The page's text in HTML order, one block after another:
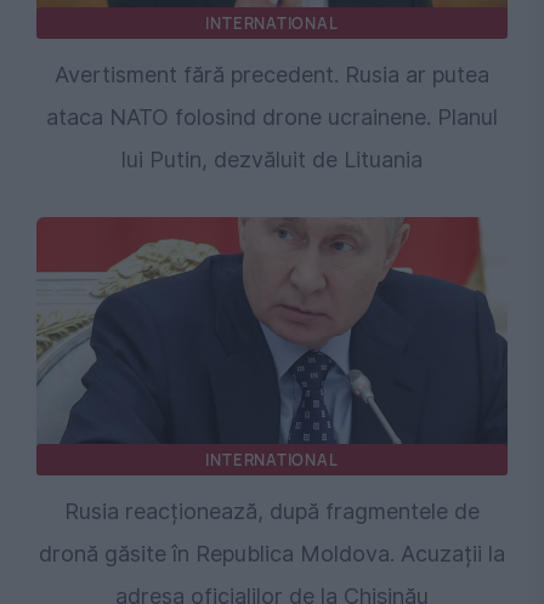
INTERNATIONAL
Avertisment fără precedent. Rusia ar putea
ataca NATO folosind drone ucrainene. Planul
lui Putin, dezvăluit de Lituania
INTERNATIONAL
Rusia reacționează, după fragmentele de
dronă găsite în Republica Moldova. Acuzații la
adresa oficialilor de la Chișinău